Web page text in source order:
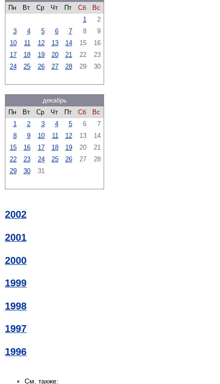
Пн
Вт Ср Чт Пт Сб
Вс
1
2
3
4 5 6 7 8
9
10
11 12 13 14 15
16
17
18 19 20 21 22
23
24
25 26 27 28 29 30
декабрь
Пн
Вт Ср Чт Пт Сб
Вс
1
2 3 4 5 6
7
8
9 10 11 12 13
14
15
16 17 18 19 20
21
22
23 24 25 26 27
28
29
30 31
2002
2001
2000
1999
1998
1997
1996
См. также: